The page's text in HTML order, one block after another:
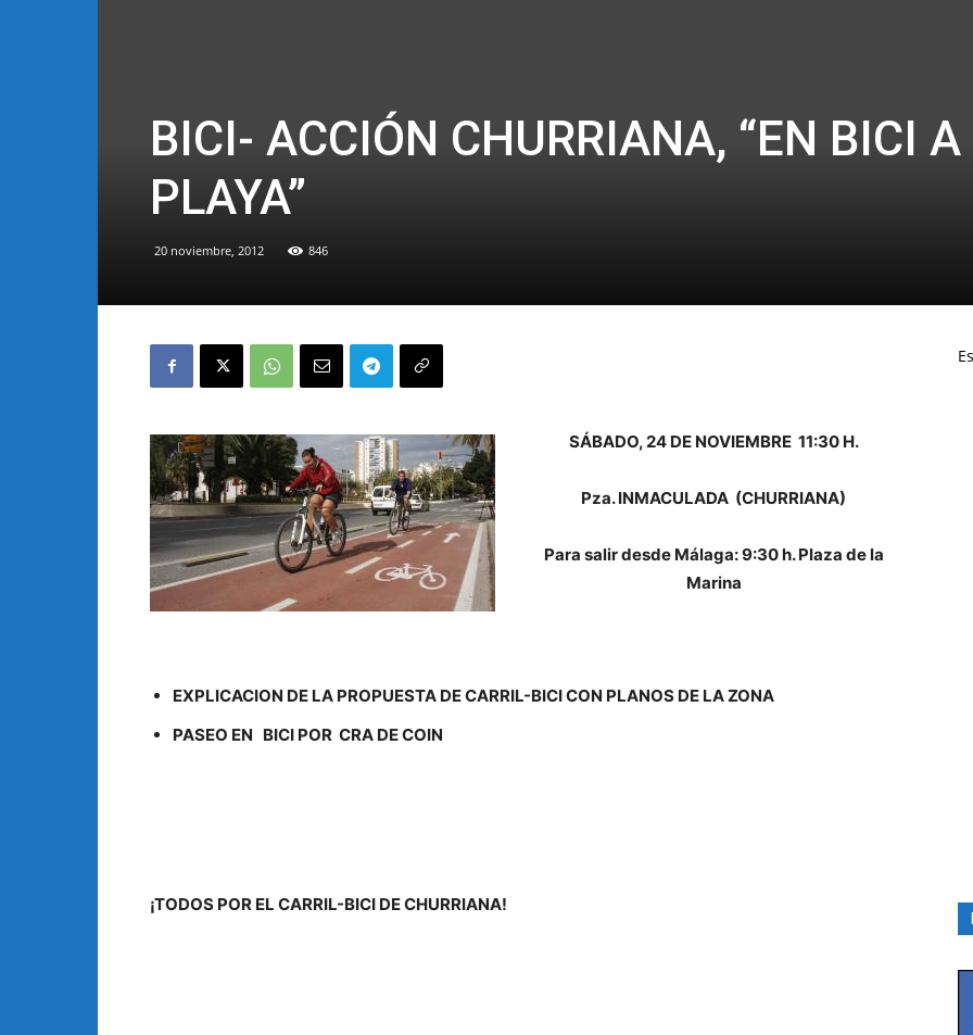
BICI- ACCIÓN CHURRIANA, “EN BICI
PLAYA”
20 noviembre, 2012 846
SÁBADO, 24 DE NOVIEMBRE 11:30 H.
Pza. INMACULADA (CHURRIANA)
Para salir desde Málaga: 9:30 h. Plaza de la
Marina
EXPLICACION DE LA PROPUESTA DE CARRIL-BICI CON PLANOS DE LA ZONA
PASEO EN BICI POR CRA DE COIN
¡TODOS POR EL CARRIL-BICI DE CHURRIANA!